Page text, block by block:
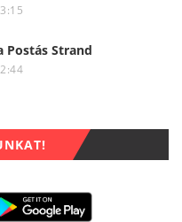
Postás Strand